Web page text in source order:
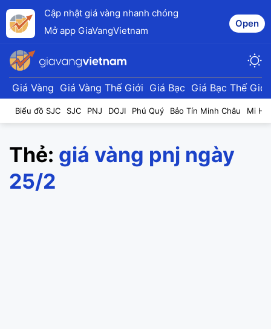
Cập nhật giá vàng nhanh chóng
Mở app GiaVangVietnam
Open
Giá Vàng Giá Vàng Thế Giới Giá Bạc Giá Bạc Thế Giới
Biểu đồ SJC SJC PNJ DOJI Phú Quý Bảo Tín Minh Châu Mi
Thẻ: giá vàng pnj ngày
25/2